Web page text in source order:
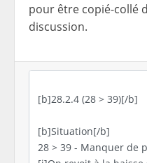
pour être copié-collé
discussion.